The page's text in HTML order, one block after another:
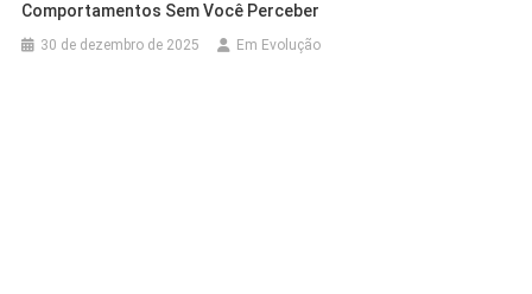
Comportamentos Sem Você Perceber
30 de dezembro de 2025 Em Evolução